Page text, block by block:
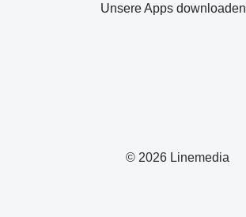
© 2026 Linemedia
Unsere Apps downloaden